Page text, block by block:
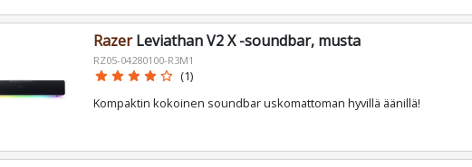
RazerLeviathan V2 X -soundbar, musta
RZ05-04280100-R3M1
star star star star star_border (1)
Kompaktin kokoinen soundbar uskomattoman hyvillä äänillä!